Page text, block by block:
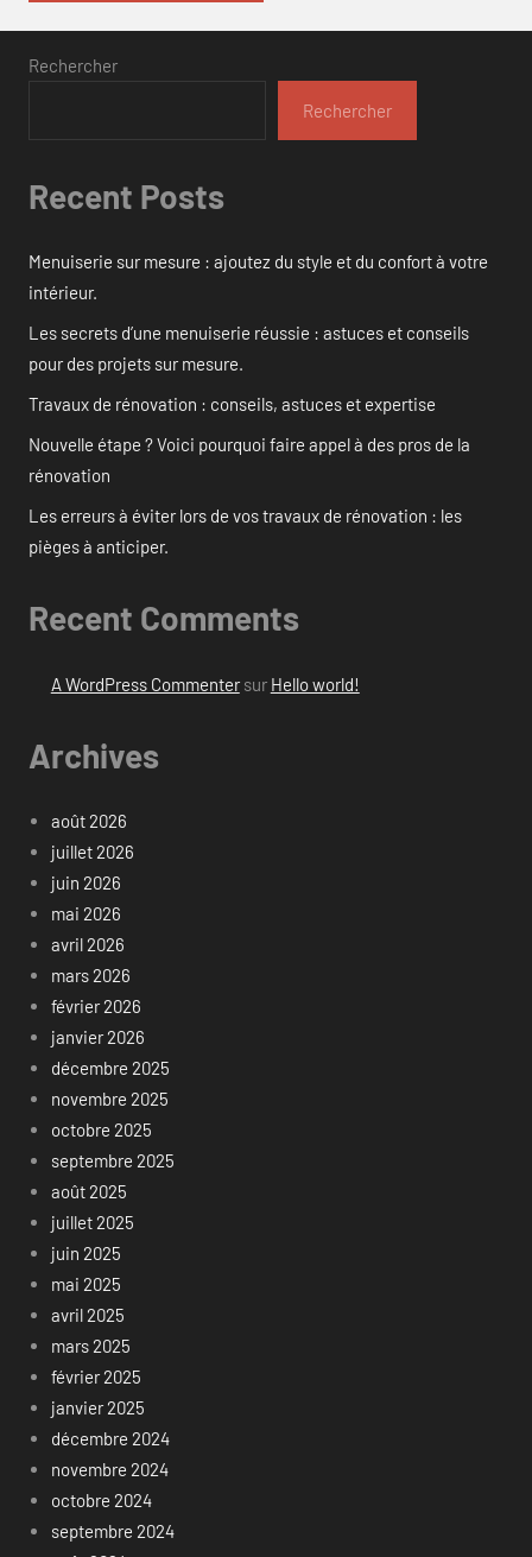
Rechercher
Rechercher
Recent Posts
Menuiserie sur mesure : ajoutez du style et du confort à votre
intérieur.
Les secrets d’une menuiserie réussie : astuces et conseils
pour des projets sur mesure.
Travaux de rénovation : conseils, astuces et expertise
Nouvelle étape ? Voici pourquoi faire appel à des pros de la
rénovation
Les erreurs à éviter lors de vos travaux de rénovation : les
pièges à anticiper.
Recent Comments
A WordPress Commentersur Hello world!
Archives
août 2026
juillet 2026
juin 2026
mai 2026
avril 2026
mars 2026
février 2026
janvier 2026
décembre 2025
novembre 2025
octobre 2025
septembre 2025
août 2025
juillet 2025
juin 2025
mai 2025
avril 2025
mars 2025
février 2025
janvier 2025
décembre 2024
novembre 2024
octobre 2024
septembre 2024